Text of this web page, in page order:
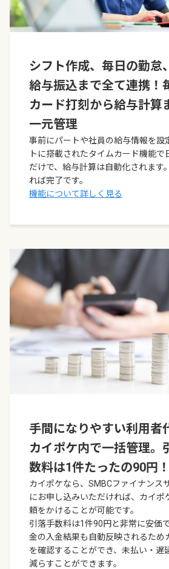
シフト作成、毎日の勤怠
給与振込まで全て連携！
カード打刻から給与計算
一元管理
事前にパートや社員の給与情報を設
トに搭載されたタイムカード機能で
だけで、給与計算は自動化されます
れば完了です。
機能について詳しく見る
手間になりやすい利用者
カイポケ内で一括管理。
数料は1件たったの90円！
カイポケなら、SMBCファイナンス
にお申し込みいただければ、カイポ
頼をかけることが可能です。
引落手数料は1件90円と非常に安価
金の入金結果も自動反映されるため
を確認することができ、未払い・遅
減らすことができます。